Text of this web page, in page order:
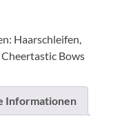
Haarschleifen
Cheertastic Bows
Informationen